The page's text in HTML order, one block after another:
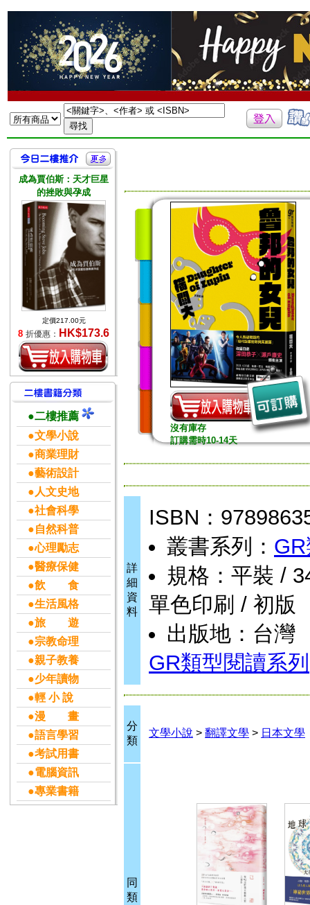
成為賈伯斯：天才巨星
的挫敗與孕成
定價217.00元
8 折優惠： HK$173.6
●二樓推薦
●文學小說
●商業理財
●藝術設計
●人文史地
●社會科學
●自然科普
●心理勵志
●醫療保健
●飲 食
●生活風格
●旅 遊
●宗教命理
●親子教養
●少年讀物
●輕 小 說
●漫 畫
●語言學習
●考試用書
●電腦資訊
●專業書籍
沒有庫存
訂購需時10-14天
詳
細
資
料
ISBN：
叢書系列：
規格：平裝 /
單色印刷 / 初版
出版地：台灣
GR類型閱讀系列
分
類
文學小說 > 翻譯文學 > 日本文學
同
類